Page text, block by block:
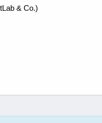
& Co.)